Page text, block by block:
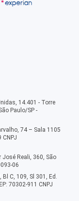
14.401 - Torre
Paulo/SP -
74 – Sala 1105
CNPJ
José Reali, 360, São
06
C, 109, Sl 301, Ed.
70302-911 CNPJ